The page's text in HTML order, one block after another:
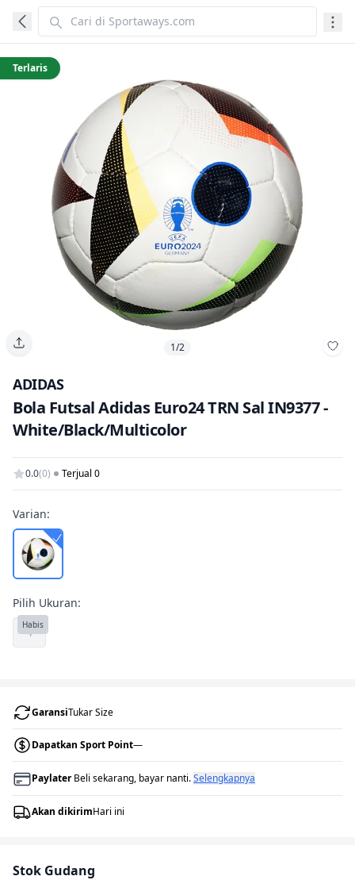
Terlaris
1/2
ADIDAS
Bola Futsal Adidas Euro24 TRN Sal IN9377 -
White/Black/Multicolor
0.0(0) Terjual 0
Varian:
Pilih Ukuran:
4
Habis
GaransiTukar Size
Dapatkan Sport Point—
PaylaterBeli sekarang, bayar nanti.Selengkapnya
Akan dikirimHari ini
Stok Gudang